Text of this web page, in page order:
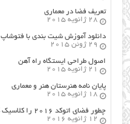
تعریف فضا در معماری
28 ژانویه 2015
دانلود آموزش شیت بندی با فتوشاپ
29 ژوئن 2015
اصول طراحي ایستگاه راه آهن
21 ژانویه 2015
پایان نامه هنرستان هنر و معماري
18 ژانویه 2015
چطور فضای اتوکد ۲۰۱۶ را کلاسیک کنیم؟
12 ژانویه 2016